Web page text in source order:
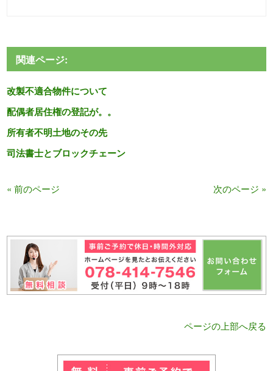
関連ページ:
改製不適合物件について
配偶者居住権の登記が。。
所有者不明土地のその先
司法書士とブロックチェーン
« 前のページ 次のページ »
ページの上部へ戻る